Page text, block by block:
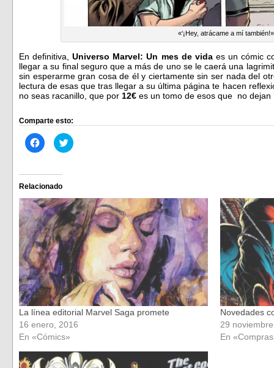
«‘¡Hey, atrácame a mí también!»
En definitiva, Universo Marvel: Un mes de vidaes un cómic
llegar a su final seguro que a más de uno se le caerá una
sin esperarme gran cosa de él y ciertamente sin ser nada del
lectura de esas que tras llegar a su última página te hacen
no seas racanillo, que por 12€ es un tomo de esos que no
Comparte esto:
Haz
clic
Facebook
(Se
abre
en
una
ventana
nueva)
Haz
clic
en
una
ventana
nueva)
Relacionado
La línea editorial Marvel Saga promete
16 enero, 2016
En «Cómics»
Novedades
29
En